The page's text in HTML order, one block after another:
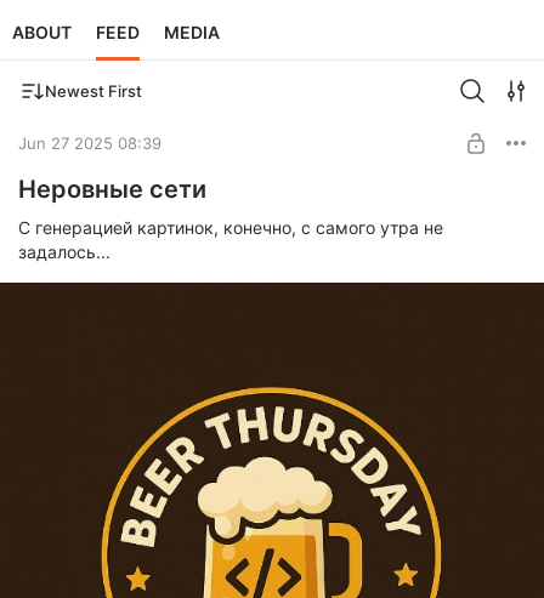
ABOUT FEED MEDIA
Newest First
Jun 27 2025 08:39
Неровные сети
С генерацией картинок, конечно, с самого утра не
задалось...